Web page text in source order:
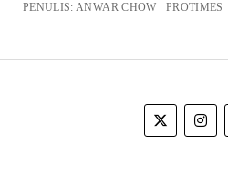
PENULIS: ANWAR CHOW